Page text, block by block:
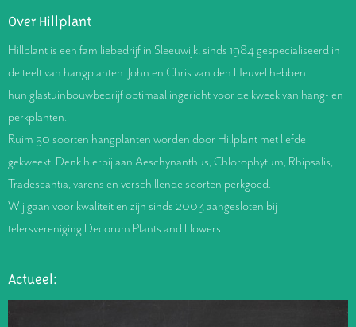
Over Hillplant
Hillplant is een familiebedrijf in Sleeuwijk, sinds 1984 gespecialiseerd in
de teelt van hangplanten. John en Chris van den Heuvel hebben
hun glastuinbouwbedrijf optimaal ingericht voor de kweek van hang- en
perkplanten.
Ruim 50 soorten hangplanten worden door Hillplant met liefde
gekweekt. Denk hierbij aan Aeschynanthus, Chlorophytum, Rhipsalis,
Tradescantia, varens en verschillende soorten perkgoed.
Wij gaan voor kwaliteit en zijn sinds 2003 aangesloten bij
telersvereniging Decorum Plants and Flowers.
Actueel: